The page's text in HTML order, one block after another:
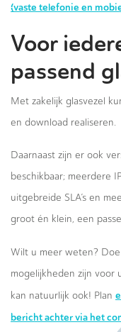
(vaste telefonie en
Voor
passend
Met zakelijk glasvezel
en download realiseren.
Daarnaast zijn er ook
beschikbaar; meerdere
uitgebreide SLA’s en
groot én klein, een
Wilt u meer weten?
mogelijkheden zijn voor
kan natuurlijk ook! Plan
bericht achter via het